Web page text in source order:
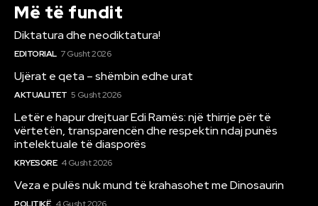
Më të fundit
Diktatura dhe neodiktatura!
EDITORIAL 7 Gusht 2026
Ujërat e qeta – shëmbin edhe urat
AKTUALITET 5 Gusht 2026
Letër e hapur drejtuar Edi Ramës: një thirrje për të
vërtetën, transparencën dhe respektin ndaj punës
intelektuale të diasporës
KRYESORE 4 Gusht 2026
Veza e pulës nuk mund të krahasohet me Dinosaurin
POLITIKË 4 Gusht 2026